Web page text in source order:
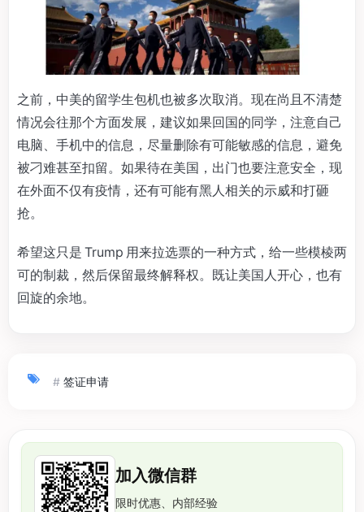
之前，中美的留学生包机也被多次取消。现在尚且不清楚
情况会往那个方面发展，建议如果回国的同学，注意自己
电脑、手机中的信息，尽量删除有可能敏感的信息，避免
被刁难甚至扣留。如果待在美国，出门也要注意安全，现
在外面不仅有疫情，还有可能有黑人相关的示威和打砸
抢。
希望这只是 Trump 用来拉选票的一种方式，给一些模棱两
可的制裁，然后保留最终解释权。既让美国人开心，也有
回旋的余地。
# 签证申请
加入微信群
限时优惠、内部经验